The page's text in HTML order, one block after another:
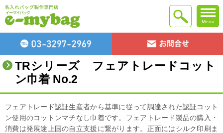
Menu
TRシリーズ フェアトレードコット
ン巾着 No.2
フェアトレード認証生産者から基準に従って調達された認証コット
ン使用のコットンマチなし巾着です。フェアトレード製品の購入・
消費は発展途上国の自立支援に繋がります。正面にはシルク印刷ま